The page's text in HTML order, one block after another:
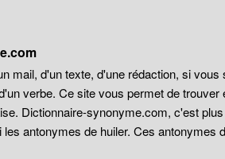
mail, d'un texte, d'une rédaction, si
verbe. Ce site vous permet de
Dictionnaire-synonyme.com, c'est
antonymes de huiler. Ces antonymes